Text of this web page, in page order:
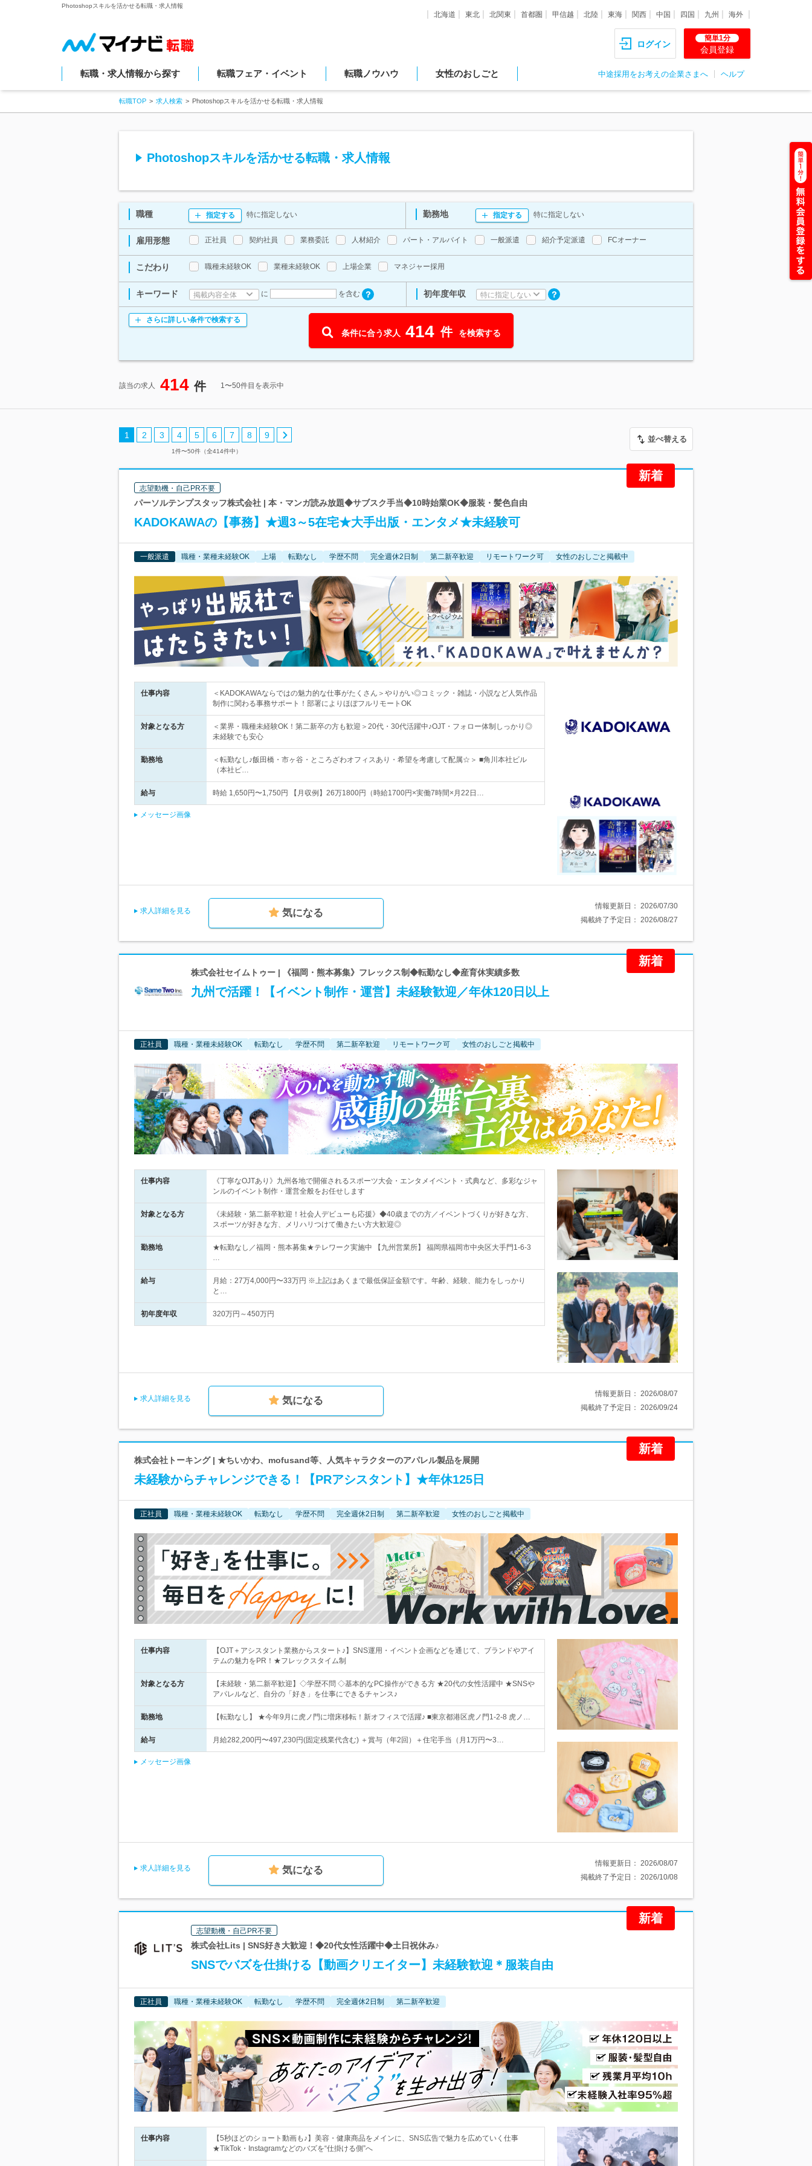
Photoshopスキルを活かせる転職・求人情報
北海道 東北 北関東 首都圏 甲信越 北陸 東海 関西 中国 四国 九州 海外
ログイン
簡単1分
会員登録
転職・求人情報から探す 転職フェア・イベント 転職ノウハウ 女性のおしごと 中途採用をお考えの企業さまへ ヘルプ
転職TOP 求人検索 Photoshopスキルを活かせる転職・求人情報
Photoshopスキルを活かせる転職・求人情報
職種 指定する 特に指定しない 勤務地 指定する 特に指定しない
雇用形態 正社員 契約社員 業務委託 人材紹介 パート・アルバイト 一般派遣 紹介予定派遣 FCオーナー
こだわり 職種未経験OK 業種未経験OK 上場企業 マネジャー採用
キーワード 掲載内容全体 に を含む 初年度年収 特に指定しない
さらに詳しい条件で検索する
条件に合う求人 414 件 を検索する
該当の求人 414 件 1〜50件目を表示中
1 2 3 4 5 6 7 8 9
1件〜50件（全414件中）
並べ替える
新着
志望動機・自己PR不要
パーソルテンプスタッフ株式会社 | 本・マンガ読み放題◆サブスク手当◆10時始業OK◆服装・髪色自由
KADOKAWAの【事務】★週3～5在宅★大手出版・エンタメ★未経験可
一般派遣 職種・業種未経験OK 上場 転勤なし 学歴不問 完全週休2日制 第二新卒歓迎 リモートワーク可 女性のおしごと掲載中
仕事内容
＜KADOKAWAならではの魅力的な仕事がたくさん＞やりがい◎コミック・雑誌・小説など人気作品
制作に関わる事務サポート！部署によりほぼフルリモートOK
対象となる方
＜業界・職種未経験OK！第二新卒の方も歓迎＞20代・30代活躍中♪OJT・フォロー体制しっかり◎
未経験でも安心
勤務地
＜転勤なし♪飯田橋・市ヶ谷・ところざわオフィスあり・希望を考慮して配属☆＞ ■角川本社ビル
（本社ビ…
給与 時給 1,650円〜1,750円 【月収例】26万1800円（時給1700円×実働7時間×月22日…
メッセージ画像
求人詳細を見る 気になる
情報更新日： 2026/07/30
掲載終了予定日： 2026/08/27
新着
株式会社セイムトゥー | 《福岡・熊本募集》フレックス制◆転勤なし◆産育休実績多数
九州で活躍！【イベント制作・運営】未経験歓迎／年休120日以上
正社員 職種・業種未経験OK 転勤なし 学歴不問 第二新卒歓迎 リモートワーク可 女性のおしごと掲載中
仕事内容
《丁寧なOJTあり》九州各地で開催されるスポーツ大会・エンタメイベント・式典など、多彩なジャ
ンルのイベント制作・運営全般をお任せします
対象となる方
《未経験・第二新卒歓迎！社会人デビューも応援》◆40歳までの方／イベントづくりが好きな方、
スポーツが好きな方、メリハリつけて働きたい方大歓迎◎
勤務地
★転勤なし／福岡・熊本募集★テレワーク実施中 【九州営業所】 福岡県福岡市中央区大手門1-6-3
…
給与
月給：27万4,000円〜33万円 ※上記はあくまで最低保証金額です。年齢、経験、能力をしっかり
と…
初年度年収 320万円～450万円
求人詳細を見る 気になる
情報更新日： 2026/08/07
掲載終了予定日： 2026/09/24
新着
株式会社トーキング | ★ちいかわ、mofusand等、人気キャラクターのアパレル製品を展開
未経験からチャレンジできる！【PRアシスタント】★年休125日
正社員 職種・業種未経験OK 転勤なし 学歴不問 完全週休2日制 第二新卒歓迎 女性のおしごと掲載中
仕事内容
【OJT＋アシスタント業務からスタート♪】SNS運用・イベント企画などを通じて、ブランドやアイ
テムの魅力をPR！★フレックスタイム制
対象となる方
【未経験・第二新卒歓迎】◇学歴不問 ◇基本的なPC操作ができる方 ★20代の女性活躍中 ★SNSや
アパレルなど、自分の「好き」を仕事にできるチャンス♪
勤務地 【転勤なし】 ★今年9月に虎ノ門に増床移転！新オフィスで活躍♪ ■東京都港区虎ノ門1-2-8 虎ノ…
給与 月給282,200円〜497,230円(固定残業代含む) ＋賞与（年2回）＋住宅手当（月1万円〜3…
メッセージ画像
求人詳細を見る 気になる
情報更新日： 2026/08/07
掲載終了予定日： 2026/10/08
新着
志望動機・自己PR不要
株式会社Lits | SNS好き大歓迎！◆20代女性活躍中◆土日祝休み♪
SNSでバズを仕掛ける【動画クリエイター】未経験歓迎＊服装自由
正社員 職種・業種未経験OK 転勤なし 学歴不問 完全週休2日制 第二新卒歓迎
仕事内容
【5秒ほどのショート動画も♪】美容・健康商品をメインに、SNS広告で魅力を広めていく仕事
★TikTok・Instagramなどのバズを“仕掛ける側”へ